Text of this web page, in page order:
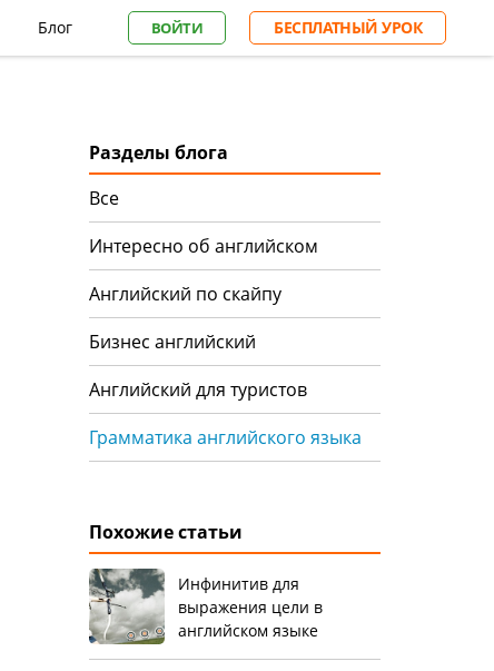
БЕСПЛАТНЫЙ УРОК
ВОЙТИ
Блог
Разделы блога
Все
Интересно об английском
Английский по скайпу
Бизнес английский
Английский для туристов
Грамматика английского языка
Похожие статьи
Инфинитив для
выражения цели в
английском языке